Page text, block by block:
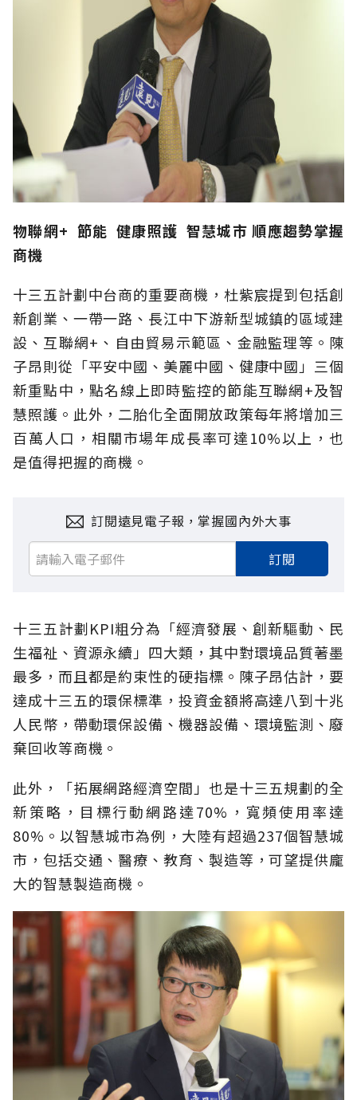
物聯網+ 節能 健康照護 智慧城市順應趨勢掌握
商機
十三五計劃中台商的重要商機，杜紫宸提到包括創
新創業、一帶一路、長江中下游新型城鎮的區域建
設、互聯網+、自由貿易示範區、金融監理等。陳
子昂則從「平安中國、美麗中國、健康中國」三個
新重點中，點名線上即時監控的節能互聯網+及智
慧照護。此外，二胎化全面開放政策每年將增加三
百萬人口，相關市場年成長率可達10%以上，也
是值得把握的商機。
訂閱遠見電子報，掌握國內外大事
訂閱
十三五計劃KPI粗分為「經濟發展、創新驅動、民
生福祉、資源永續」四大類，其中對環境品質著墨
最多，而且都是約束性的硬指標。陳子昂估計，要
達成十三五的環保標準，投資金額將高達八到十兆
人民幣，帶動環保設備、機器設備、環境監測、廢
棄回收等商機。
此外，「拓展網路經濟空間」也是十三五規劃的全
新策略，目標行動網路達70%，寬頻使用率達
80%。以智慧城市為例，大陸有超過237個智慧城
市，包括交通、醫療、教育、製造等，可望提供龐
大的智慧製造商機。